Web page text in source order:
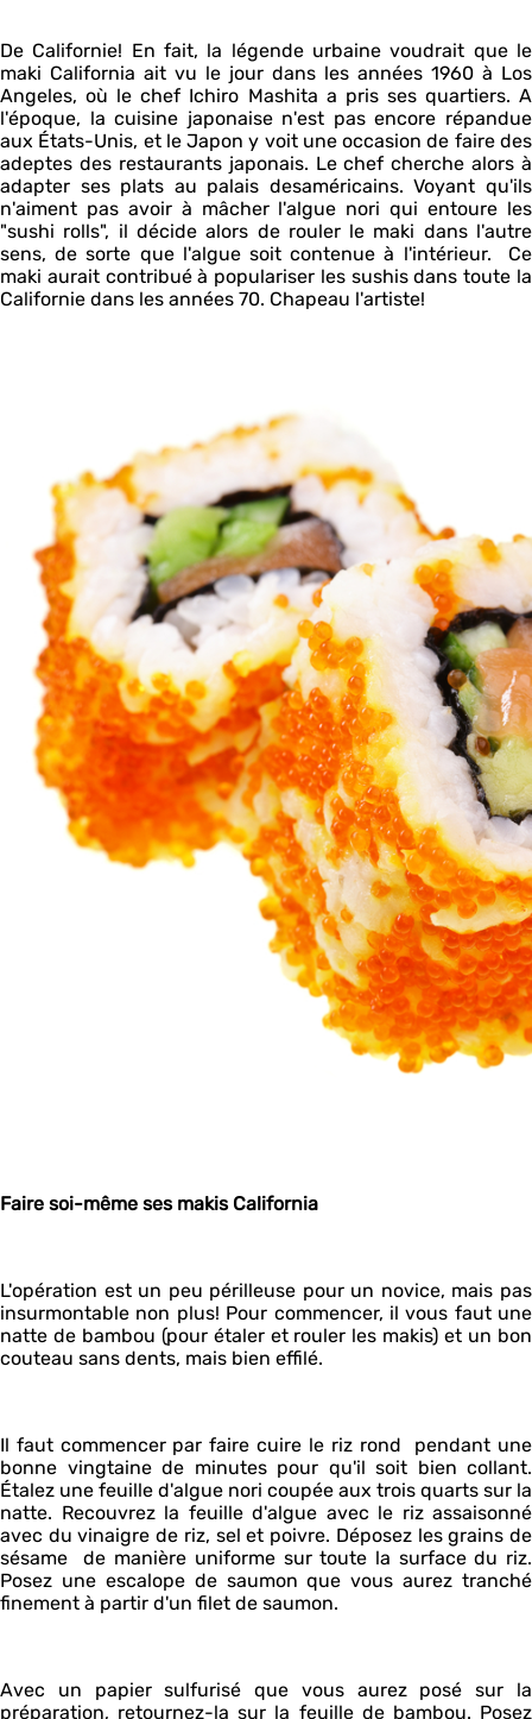
De Californie! En fait, la légende urbaine voudrait que le
maki California ait vu le jour dans les années 1960 à Los
Angeles, où le chef Ichiro Mashita a pris ses quartiers. A
l'époque, la cuisine japonaise n'est pas encore répandue
aux États-Unis, et le Japon y voit une occasion de faire des
adeptes des restaurants japonais. Le chef cherche alors à
adapter ses plats au palais desaméricains. Voyant qu'ils
n'aiment pas avoir à mâcher l'algue nori qui entoure les
"sushi rolls", il décide alors de rouler le maki dans l'autre
sens, de sorte que l'algue soit contenue à l'intérieur. Ce
maki aurait contribué à populariser les sushis dans toute la
Californie dans les années 70. Chapeau l'artiste!
Faire soi-même ses makis California
L'opération est un peu périlleuse pour un novice, mais pas
insurmontable non plus! Pour commencer, il vous faut une
natte de bambou (pour étaler et rouler les makis) et un bon
couteau sans dents, mais bien effilé.
Il faut commencer par faire cuire le riz rond pendant une
bonne vingtaine de minutes pour qu'il soit bien collant.
Étalez une feuille d'algue nori coupée aux trois quarts sur la
natte. Recouvrez la feuille d'algue avec le riz assaisonné
avec du vinaigre de riz, sel et poivre. Déposez les grains de
sésame de manière uniforme sur toute la surface du riz.
Posez une escalope de saumon que vous aurez tranché
finement à partir d'un filet de saumon.
Avec un papier sulfurisé que vous aurez posé sur la
préparation, retournez-la sur la feuille de bambou. Posez